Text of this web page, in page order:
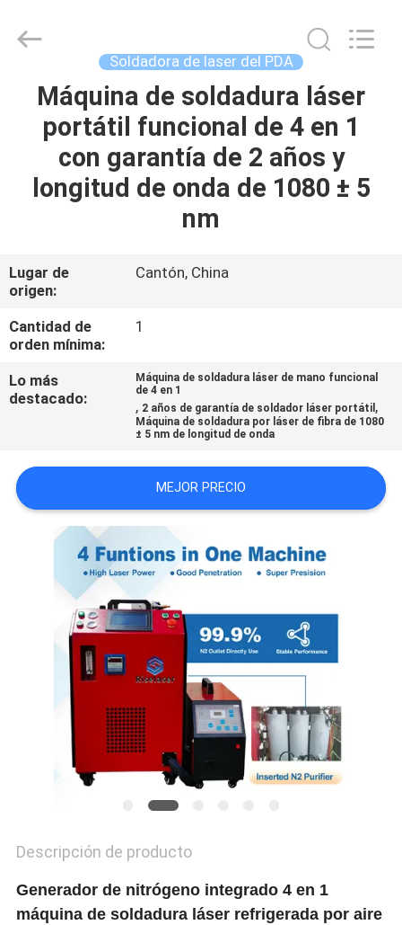
HOGAR
PRODUCTOS
ESPECTÁCULO
REALIDAD
VIRTUAL
SOBRE
NOSOTROS
POR
LA
FÁBRICA
CONTROL
CALIDAD
CONTÁCTENOS
SOLICITAR
PRESUPUESTO
РУССКИЙ
САЙТ
Riselaser
Technology
Reserved.
Soldadora de laser del PDA
Máquina de soldadura láser
portátil funcional de 4 en 1
con garantía de 2 años y
longitud de onda de 1080 ± 5
nm
Lugar de
origen:
Cantón, China
Cantidad de
orden mínima:
1
Lo más
destacado:
Máquina de soldadura láser de mano funcional
de 4 en 1
, 2 años de garantía de soldador láser portátil ,
Máquina de soldadura por láser de fibra de 1080
± 5 nm de longitud de onda
MEJOR PRECIO
Descripción de producto
Generador de nitrógeno integrado 4 en 1
máquina de soldadura láser refrigerada por aire